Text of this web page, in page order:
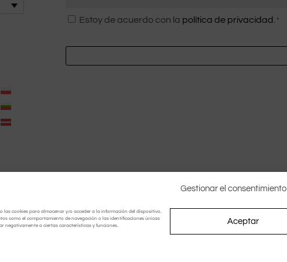
Gestionar el consentimiento
las cookies para almacenar y/o acceder a la información del dispositivo.
como el comportamiento de navegación o las identificaciones únicas
negativamente a ciertas características y funciones.
Aceptar
Consentimiento
Estoy de acuerdo con la política de privacidad . *
Irimaweb